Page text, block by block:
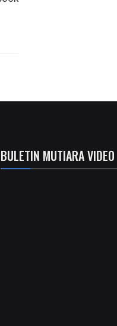
BULETIN MUTIARA VIDEO